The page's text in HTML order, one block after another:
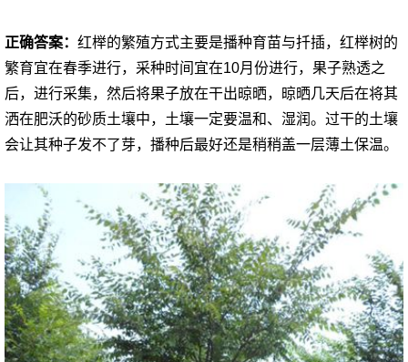
正确答案：红榉的繁殖方式主要是播种育苗与扦插，红榉树的
繁育宜在春季进行，采种时间宜在10月份进行，果子熟透之
后，进行采集，然后将果子放在干出晾晒，晾晒几天后在将其
洒在肥沃的砂质土壤中，土壤一定要温和、湿润。过干的土壤
会让其种子发不了芽，播种后最好还是稍稍盖一层薄土保温。